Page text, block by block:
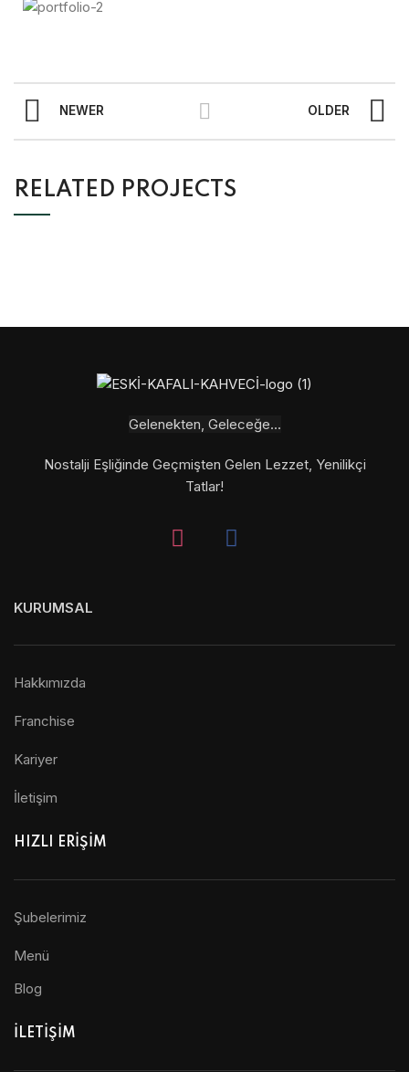
NEWER OLDER
RELATED PROJECTS
Gelenekten, Geleceğe...
Nostalji Eşliğinde Geçmişten Gelen Lezzet, Yenilikçi
Tatlar!
KURUMSAL
Hakkımızda
Franchise
Kariyer
İletişim
HIZLI ERİŞİM
Şubelerimiz
Menü
Blog
ILETIŞIM